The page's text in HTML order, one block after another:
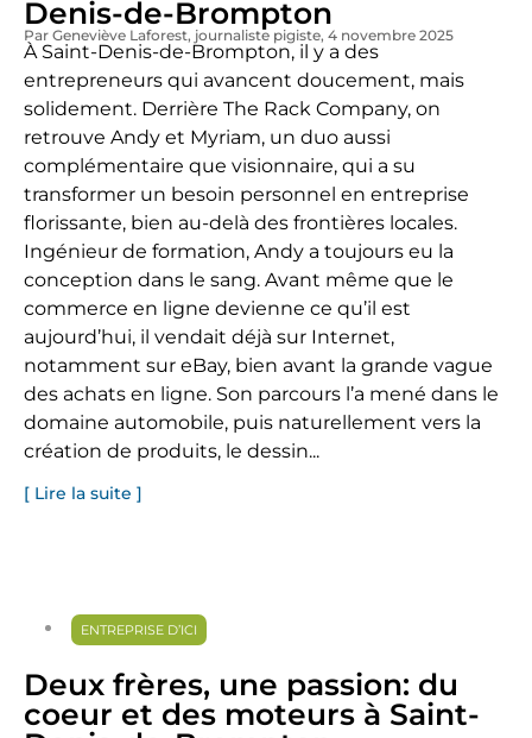
Denis-de-Brompton
Par Geneviève Laforest, journaliste pigiste, 4 novembre 2025
À Saint-Denis-de-Brompton, il y a des
entrepreneurs qui avancent doucement, mais
solidement. Derrière The Rack Company, on
retrouve Andy et Myriam, un duo aussi
complémentaire que visionnaire, qui a su
transformer un besoin personnel en entreprise
florissante, bien au-delà des frontières locales.
Ingénieur de formation, Andy a toujours eu la
conception dans le sang. Avant même que le
commerce en ligne devienne ce qu’il est
aujourd’hui, il vendait déjà sur Internet,
notamment sur eBay, bien avant la grande vague
des achats en ligne. Son parcours l’a mené dans le
domaine automobile, puis naturellement vers la
création de produits, le dessin...
[ Lire la suite ]
ENTREPRISE D’ICI
Deux frères, une passion: du
coeur et des moteurs à Saint-